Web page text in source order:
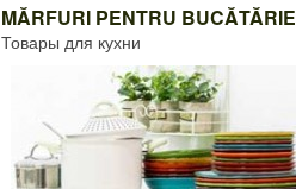
MĂRFURI PENTRU BUCĂTĂRIE
Товары для кухни